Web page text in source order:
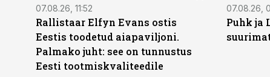
07.08.26, 11:52
Rallistaar Elfyn Evans ostis
Eestis toodetud aiapaviljoni.
Palmako juht: see on tunnustus
Eesti tootmiskvaliteedile
07.08.26,
Puhk ja